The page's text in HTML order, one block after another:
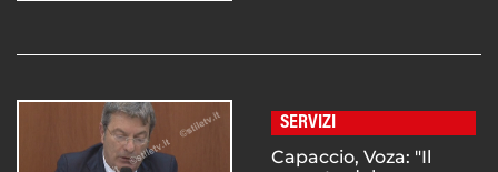
SERVIZI
Capaccio, Voza: "Il